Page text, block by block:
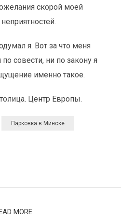
скорой моей
я. Вот за что меня
совести, ни по закону я
именно такое.
Центр Европы.
Парковка в Минске
MORE